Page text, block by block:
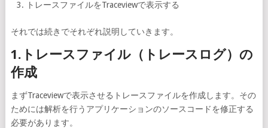
トレースファイルをTraceviewで表示する
それでは続きでそれぞれ説明していきます。
1.トレースファイル（トレースログ）の
作成
まずTraceviewで表示させるトレースファイルを作成します。その
ためには解析を行うアプリケーションのソースコードを修正する
必要があります。